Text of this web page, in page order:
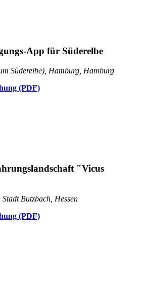
App für Süderelbe
Süderelbe), Hamburg, Hamburg
(PDF)
"Vicus
Butzbach, Hessen
(PDF)